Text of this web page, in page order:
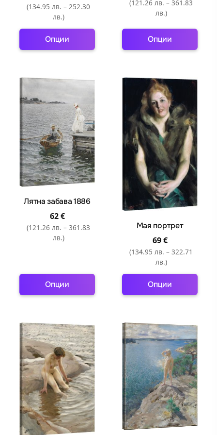
(134.95 лв. – 252.30
лв.)
Опции
has
variants.
The
options
may
be
chosen
on
product
page
(121.26 лв. – 361.83
лв.)
Опции
has
multiple
variants.
The
options
may
be
chosen
on
the
product
Лятна забава 1886
62€
(121.26 лв. – 361.83
лв.)
Опции
has
multiple
variants.
The
options
may
be
chosen
on
Мая портрет
69€
(134.95 лв. – 322.71
лв.)
Опции
has
multiple
variants.
The
options
may
be
chosen
on